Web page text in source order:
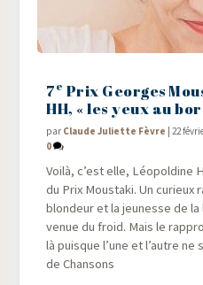
7e Prix Georges
HH, « les yeux au
par Claude Juliette Fèvre |22
0
Voi­là, c’est elle, Léo­pol­dine
du Prix Mous­ta­ki. Un curieux
blon­deur et la jeu­nesse de la
venue du froid. Mais le
là puisque l’une et l’autre
de Chansons